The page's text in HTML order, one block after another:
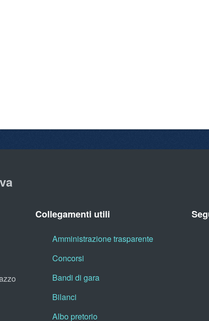
Collegamenti utili
Amministrazione trasparente
Concorsi
Bandi di gara
Bilanci
Albo pretorio